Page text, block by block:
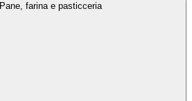
Pane, farina e pasticceria